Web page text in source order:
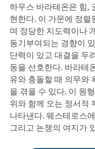
하우스 바라테온은 힘,
현한다. 이 가문에 정
며 정당한 지도력이나
동기부여되는 경향이
단력이 있고 대결을 두
동을 선호한다. 바라테
유와 충돌할 때 의무와
을 겪을 수 있다. 이 원
위와 함께 오는 정서적
나타낸다. 웨스테로스
그리고 논쟁의 여지가